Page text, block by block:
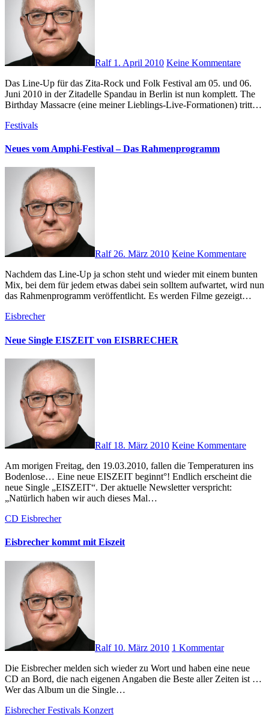
Ralf 1. April 2010 Keine Kommentare
Das Line-Up für das Zita-Rock und Folk Festival am 05. und 06.
Juni 2010 in der Zitadelle Spandau in Berlin ist nun komplett. The
Birthday Massacre (eine meiner Lieblings-Live-Formationen) tritt…
Festivals
Neues vom Amphi-Festival – Das Rahmenprogramm
Ralf26. März 2010 Keine Kommentare
Nachdem das Line-Up ja schon steht und wieder mit einem bunten
Mix, bei dem für jedem etwas dabei sein solltem aufwartet, wird nun
das Rahmenprogramm veröffentlicht. Es werden Filme gezeigt…
Eisbrecher
Neue Single EISZEIT von EISBRECHER
Ralf 18. März 2010 Keine Kommentare
Am morigen Freitag, den 19.03.2010, fallen die Temperaturen ins
Bodenlose… Eine neue EISZEIT beginnt°! Endlich erscheint die
neue Single „EISZEIT“. Der aktuelle Newsletter verspricht:
„Natürlich haben wir auch dieses Mal…
CD Eisbrecher
Eisbrecher kommt mit Eiszeit
Ralf 10. März 2010 1 Kommentar
Die Eisbrecher melden sich wieder zu Wort und haben eine neue
CD an Bord, die nach eigenen Angaben die Beste aller Zeiten ist …
Wer das Album un die Single…
EisbrecherFestivals Konzert